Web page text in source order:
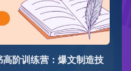
阶训练营：爆文制造技